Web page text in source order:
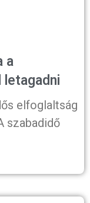
a
letagadni
elfoglaltság
szabadidő